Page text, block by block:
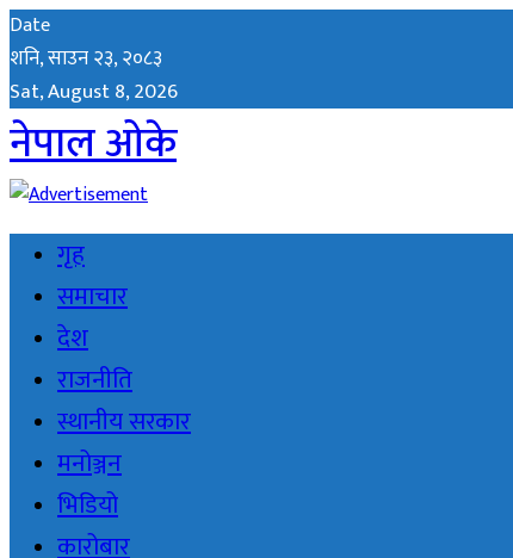
Date
शनि, साउन २३, २०८३
Sat, August 8, 2026
नेपाल ओके
गृह
समाचार
देश
राजनीति
स्थानीय सरकार
मनोञ्जन
भिडियो
कारोबार